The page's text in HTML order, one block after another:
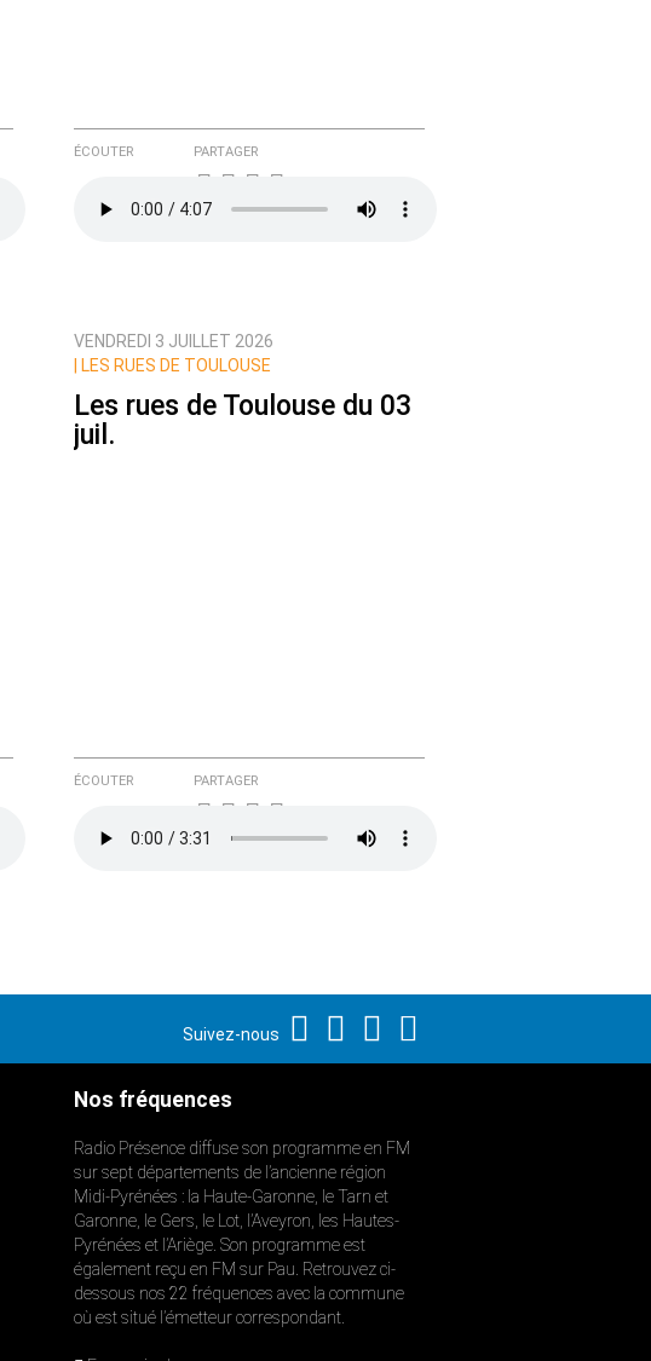
ÉCOUTER PARTAGER
VENDREDI 3 JUILLET 2026
LES RUES DE TOULOUSE
Les rues de Toulouse du 03
juil.
ÉCOUTER PARTAGER
Suivez-nous
Nos fréquences
Radio Présence diffuse son programme en FM
sur sept départements de l’ancienne région
Midi-Pyrénées : la Haute-Garonne, le Tarn et
Garonne, le Gers, le Lot, l’Aveyron, les Hautes-
Pyrénées et l’Ariège. Son programme est
également reçu en FM sur Pau. Retrouvez ci-
dessous nos 22 fréquences avec la commune
où est situé l’émetteur correspondant.